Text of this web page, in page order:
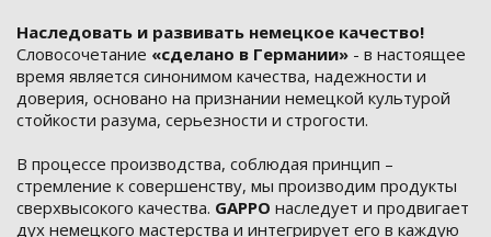
Наследовать и развивать немецкое качество!
Словосочетание «сделано в Германии» - в настоящее
время является синонимом качества, надежности и
доверия, основано на признании немецкой культурой
стойкости разума, серьезности и строгости.
В процессе производства, соблюдая принцип –
стремление к совершенству, мы производим продукты
сверхвысокого качества. GAPPO наследует и продвигает
дух немецкого мастерства и интегрирует его в каждую